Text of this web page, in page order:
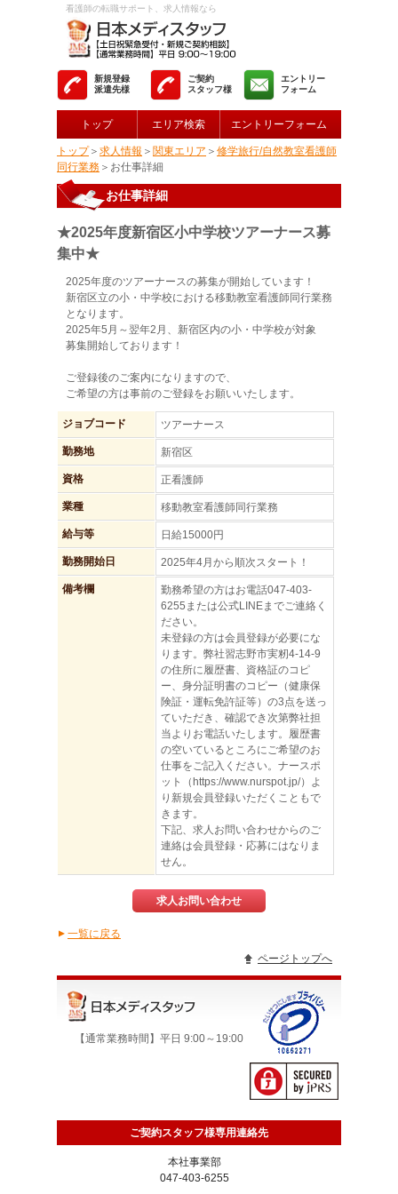
看護師の転職サポート、求人情報なら
新規登録
派遣先様
ご契約
スタッフ様
エントリー
フォーム
トップ エリア検索 エントリーフォーム
トップ＞ 求人情報 ＞ 関東エリア ＞ 修学旅行/自然教室看護師
同行業務 ＞お仕事詳細
お仕事詳細
★2025年度新宿区小中学校ツアーナース募
集中★
2025年度のツアーナースの募集が開始しています！
新宿区立の小・中学校における移動教室看護師同行業務
となります。
2025年5月～翌年2月、新宿区内の小・中学校が対象
募集開始しております！
ご登録後のご案内になりますので、
ご希望の方は事前のご登録をお願いいたします。
ジョブコード ツアーナース
勤務地 新宿区
資格 正看護師
業種 移動教室看護師同行業務
給与等 日給15000円
勤務開始日 2025年4月から順次スタート！
備考欄
勤務希望の方はお電話047-403-
6255または公式LINEまでご連絡く
ださい。
未登録の方は会員登録が必要にな
ります。弊社習志野市実籾4-14-9
の住所に履歴書、資格証のコピ
ー、身分証明書のコピー（健康保
険証・運転免許証等）の3点を送っ
ていただき、確認でき次第弊社担
当よりお電話いたします。履歴書
の空いているところにご希望のお
仕事をご記入ください。ナースポ
ット（https://www.nurspot.jp/）よ
り新規会員登録いただくこともで
きます。
下記、求人お問い合わせからのご
連絡は会員登録・応募にはなりま
せん。
求人お問い合わせ
▲一覧に戻る
ページトップへ
【通常業務時間】平日 9:00～19:00
ご契約スタッフ様専用連絡先
本社事業部
047-403-6255